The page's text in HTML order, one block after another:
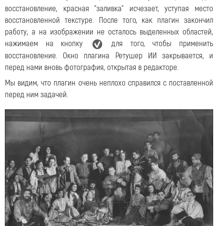
восстановление, красная "заливка" исчезает, уступая место
восстановленной текстуре. После того, как плагин закончил
работу, а на изображении не осталось выделенных областей,
нажимаем на кнопку
для того, чтобы применить
восстановление. Окно плагина Ретушер ИИ закрывается, и
перед нами вновь фотография, открытая в редакторе.
Мы видим, что плагин очень неплохо справился с поставленной
перед ним задачей.